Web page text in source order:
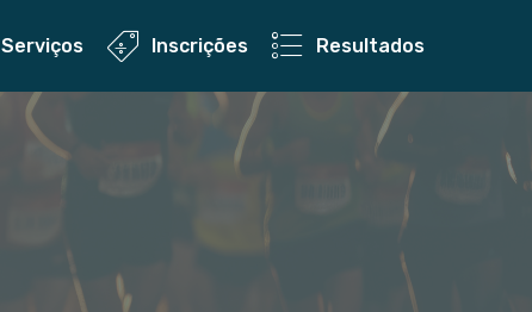
Serviços Inscrições Resultados